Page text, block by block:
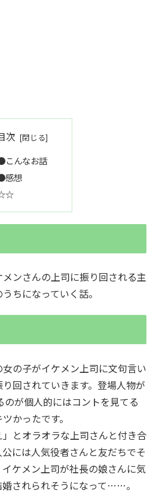
次
こんなお話
感想
ンさんの上司に振り回される主
ちになっていく話。
の子がイケメン上司に文句言い
回されていきます。登場人物が
のが個人的にはコントを見てる
かったです。
とオラオラな上司さんと付き合
には人気役者さんと友だちでそ
ケメン上司が社長の娘さんに気
されられそうになって……。